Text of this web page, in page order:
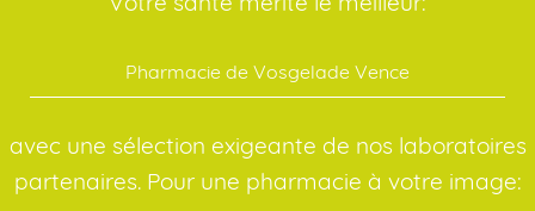
Pharmacie de Vosgelade Vence
avec une sélection exigeante de nos laboratoires
partenaires. Pour une pharmacie à votre image: